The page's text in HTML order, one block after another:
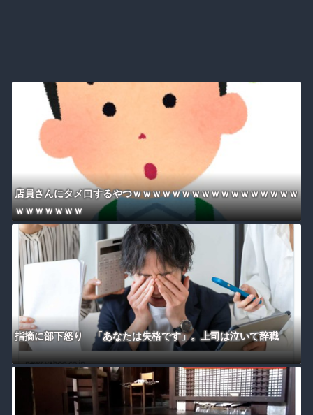
店員さんにタメ口するやつｗｗｗｗｗｗｗｗｗｗｗｗｗｗｗｗｗ
ｗｗｗｗｗｗｗ
指摘に部下怒り 「あなたは失格です」。上司は泣いて辞職